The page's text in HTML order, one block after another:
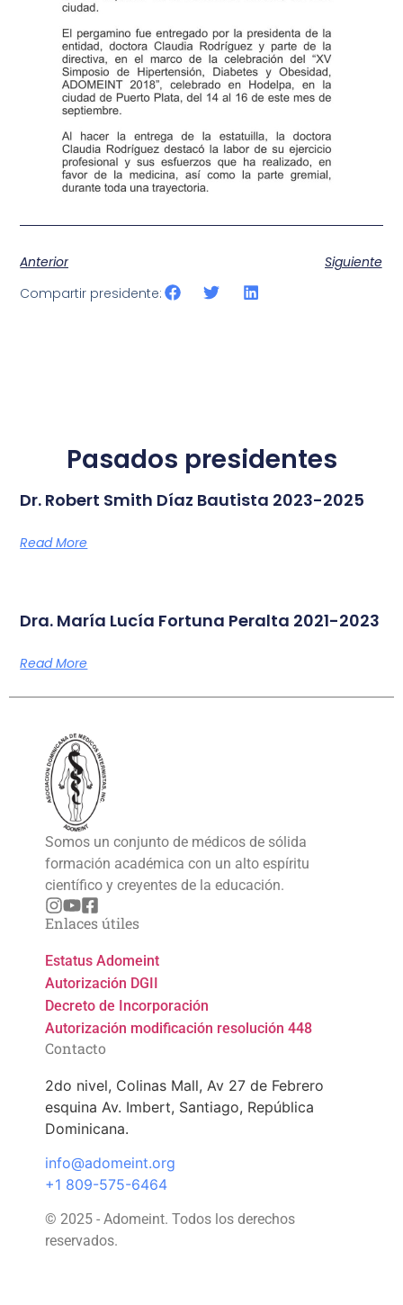
Anterior
Siguiente
Compartir presidente:
Pasados presidentes
Dr. Robert Smith Díaz Bautista 2023-2025
Read More
Dra. María Lucía Fortuna Peralta 2021-2023
Read More
Somos un conjunto de médicos de sólida
formación académica con un alto espíritu
científico y creyentes de la educación.
Enlaces útiles
Estatus Adomeint
Autorización DGII
Decreto de Incorporación
Autorización modificación resolución 448
Contacto
2do nivel, Colinas Mall, Av 27 de Febrero
esquina Av. Imbert, Santiago, República
Dominicana.
info@adomeint.org
+1 809-575-6464
© 2025 - Adomeint. Todos los derechos
reservados.